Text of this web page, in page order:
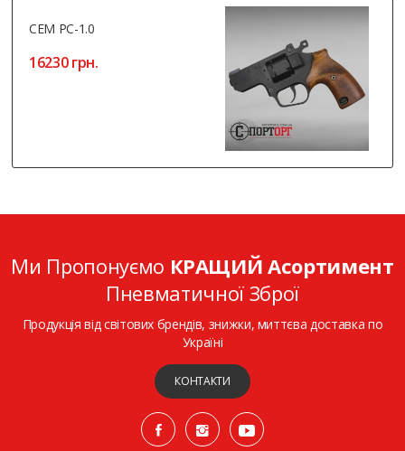
СЕМ РС-1.0
16230 грн.
Ми Пропонуємо КРАЩИЙ Асортимент
Пневматичної Зброї
Продукція від світових брендів, знижки, миттєва доставка по
Україні
КОНТАКТИ